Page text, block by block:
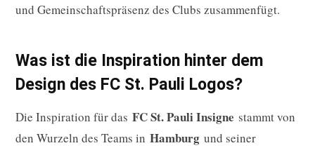
und Gemeinschaftspräsenz des Clubs zusammenfügt.
Was ist die Inspiration hinter dem
Design des FC St. Pauli Logos?
Die Inspiration für das FC St. Pauli Insigne stammt von
den Wurzeln des Teams in Hamburg und seiner